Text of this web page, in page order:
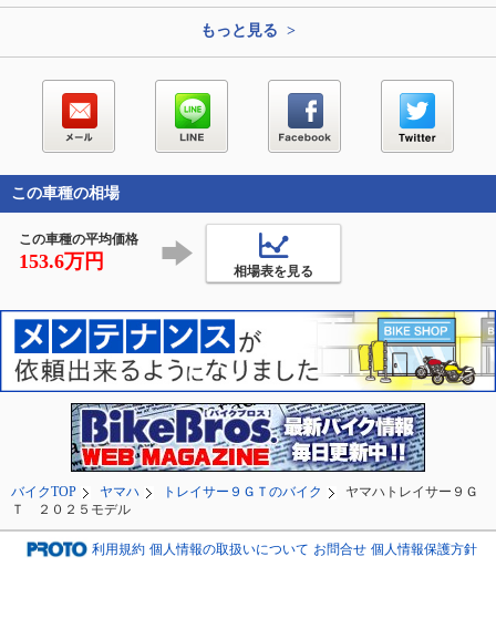
もっと見る >
この車種の相場
この車種の平均価格
153.6万円 相場表を見る
バイクTOP ヤマハ トレイサー９ＧＴのバイク
ヤマハトレイサー９Ｇ
Ｔ ２０２５モデル
利用規約 個人情報の取扱いについて お問合せ 個人情報保護方針